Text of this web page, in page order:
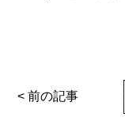
< 前の記事